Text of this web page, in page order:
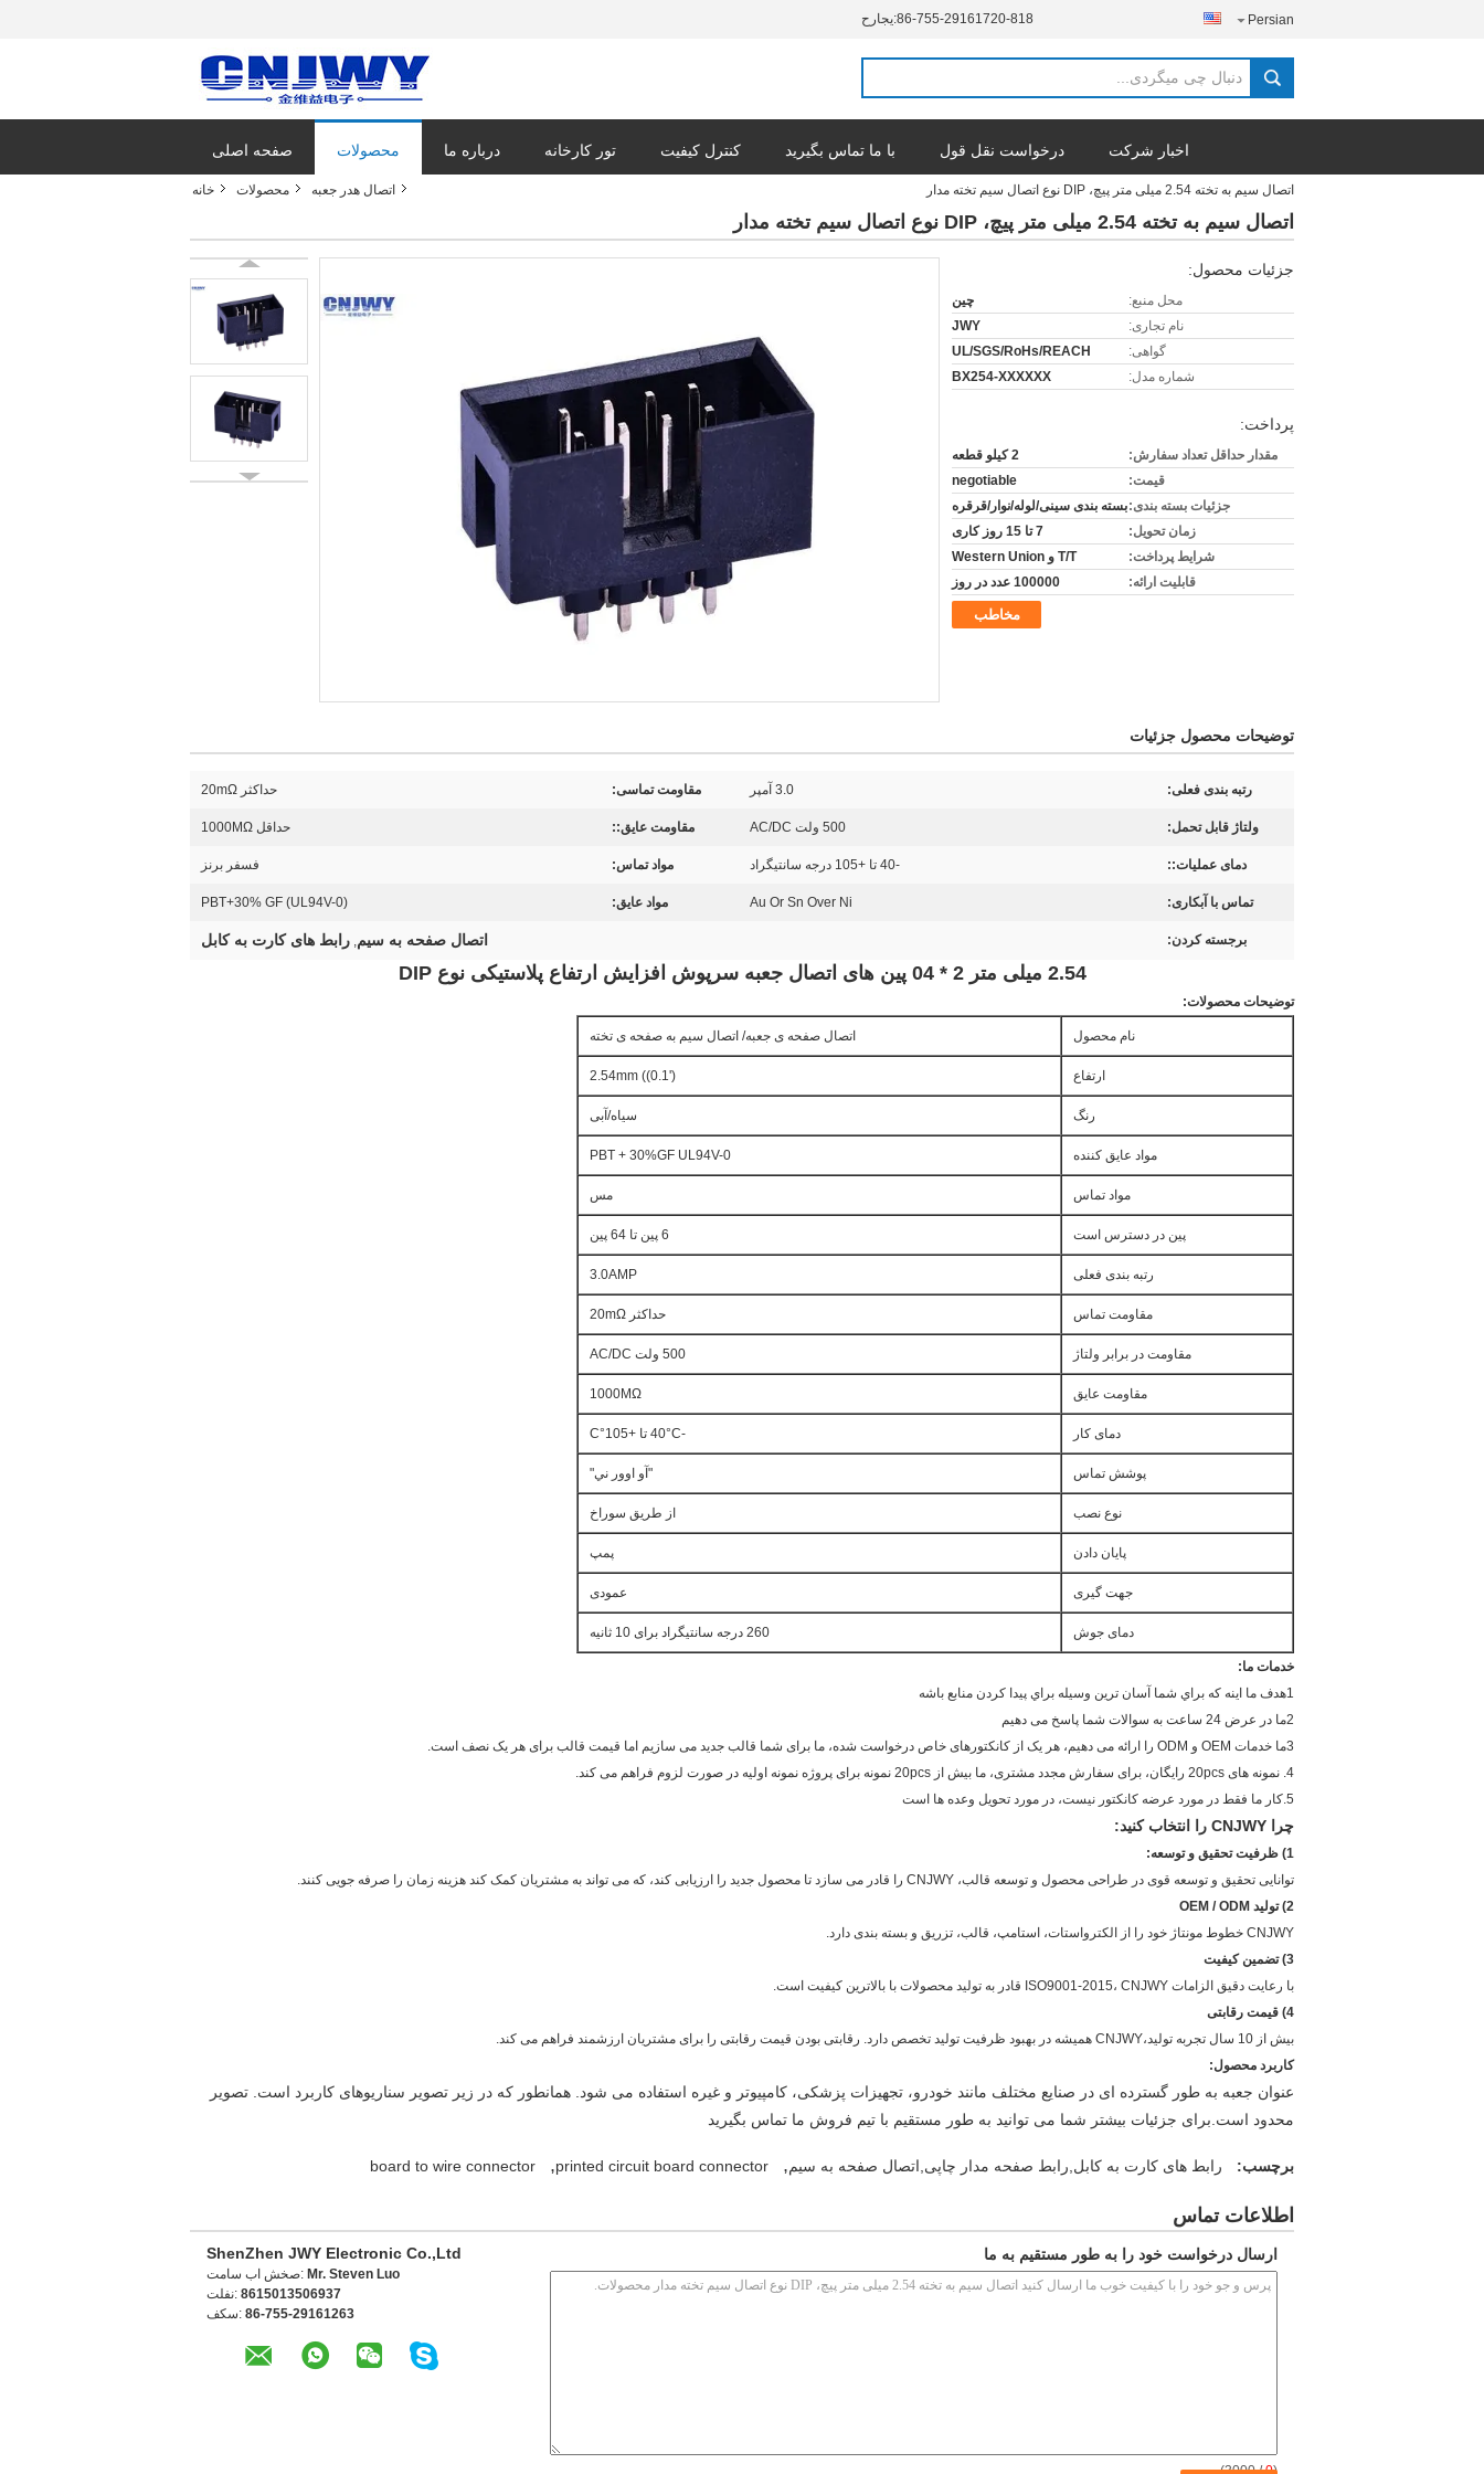
حراجی:86-755-29161720-818 Persian
صفحه اصلی محصولات درباره ما تور کارخانه کنترل کیفیت با ما تماس بگیرید درخواست نقل قول اخبار شرکت
خانه محصولات اتصال هدر جعبه اتصال سیم به تخته 2.54 میلی متر پیچ، DIP نوع اتصال سیم تخته مدار
اتصال سیم به تخته 2.54 میلی متر پیچ، DIP نوع اتصال سیم تخته مدار
جزئیات محصول:
محل منبع:
چین
نام تجاری:
JWY
گواهی:
UL/SGS/RoHs/REACH
شماره مدل:
BX254-XXXXXX
پرداخت:
مقدار حداقل تعداد سفارش:
2 کیلو قطعه
قیمت:
negotiable
جزئیات بسته بندی:بسته بندی سینی/لوله/نوار/قرقره
زمان تحویل:
7 تا 15 روز کاری
شرایط پرداخت:
T/T و Western Union
قابلیت ارائه:
100000 عدد در روز
مخاطب
توضیحات محصول جزئیات
رتبه بندی فعلی: 3.0 آمپر مقاومت تماسی: حداکثر 20mΩ
ولتاژ قابل تحمل: 500 ولت AC/DC مقاومت عایق:: حداقل 1000MΩ
دمای عملیات:: -40 تا +105 درجه سانتیگراد مواد تماس: فسفر برنز
تماس با آبکاری: Au Or Sn Over Ni مواد عایق: PBT+30% GF (UL94V-0)
برجسته کردن: اتصال صفحه به سیم, رابط های کارت به کابل
2.54 میلی متر 2 * 04 پین های اتصال جعبه سرپوش افزایش ارتفاع پلاستیکی نوع DIP
توضیحات محصولات:
نام محصول اتصال صفحه ی جعبه/ اتصال سیم به صفحه ی تخته
ارتفاع 2.54mm ((0.1')
رنگ سیاه/آبی
مواد عایق کننده PBT + 30%GF UL94V-0
مواد تماس مس
پین در دسترس است 6 پین تا 64 پین
رتبه بندی فعلی 3.0AMP
مقاومت تماس حداکثر 20mΩ
مقاومت در برابر ولتاژ 500 ولت AC/DC
مقاومت عایق 1000MΩ
دمای کار -40°C تا +105°C
پوشش تماس "آو اوور ني"
نوع نصب از طریق سوراخ
پایان دادن پمپ
جهت گیری عمودی
دمای جوش 260 درجه سانتیگراد برای 10 ثانیه
خدمات ما:
1هدف ما اينه که براي شما آسان ترين وسيله براي پيدا کردن منابع باشه
2ما در عرض 24 ساعت به سوالات شما پاسخ می دهیم
3ما خدمات OEM و ODM را ارائه می دهیم، هر یک از کانکتورهای خاص درخواست شده، ما برای شما قالب جدید می سازیم اما قیمت قالب برای هر یک نصف است.
4. نمونه های 20pcs رایگان، برای سفارش مجدد مشتری، ما بیش از 20pcs نمونه برای پروژه نمونه اولیه در صورت لزوم فراهم می کند.
5.کار ما فقط در مورد عرضه کانکتور نیست، در مورد تحویل وعده ها است
چرا CNJWY را انتخاب کنید:
1) ظرفیت تحقیق و توسعه:
توانایی تحقیق و توسعه قوی در طراحی محصول و توسعه قالب، CNJWY را قادر می سازد تا محصول جدید را ارزیابی کند، که می تواند به مشتریان کمک کند هزینه زمان را صرفه جویی کنند.
2) تولید OEM / ODM
CNJWY خطوط مونتاژ خود را از الکترواستات، استامپ، قالب، تزریق و بسته بندی دارد.
3) تضمین کیفیت
با رعایت دقیق الزامات ISO9001-2015، CNJWY قادر به تولید محصولات با بالاترین کیفیت است.
4) قیمت رقابتی
بیش از 10 سال تجربه تولید،CNJWY همیشه در بهبود ظرفیت تولید تخصص دارد. رقابتی بودن قیمت رقابتی را برای مشتریان ارزشمند فراهم می کند.
کاربرد محصول:
عنوان جعبه به طور گسترده ای در صنایع مختلف مانند خودرو، تجهیزات پزشکی، کامپیوتر و غیره استفاده می شود. همانطور که در زیر تصویر سناریوهای کاربرد است. تصویر
محدود است.برای جزئیات بیشتر شما می توانید به طور مستقیم با تیم فروش ما تماس بگیرید
برچسب: رابط های کارت به کابل,رابط صفحه مدار چاپی,اتصال صفحه به سیم,
printed circuit board connector
,
board to wire connector
اطلاعات تماس
ShenZhen JWY Electronic Co.,Ltd
تماس با شخص: Mr. Steven Luo
تلفن: 8615013506937
فکس: 86-755-29161263
ارسال درخواست خود را به طور مستقیم به ما
(
0
/ 3000)